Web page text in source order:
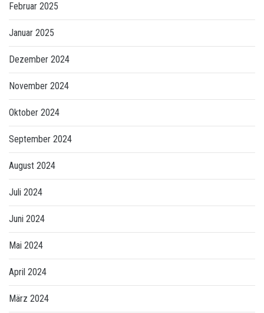
Februar 2025
Januar 2025
Dezember 2024
November 2024
Oktober 2024
September 2024
August 2024
Juli 2024
Juni 2024
Mai 2024
April 2024
März 2024